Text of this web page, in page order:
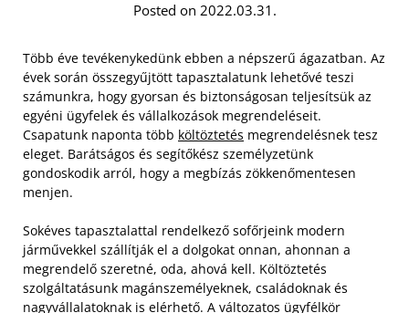
Posted on 2022.03.31.
Több éve tevékenykedünk ebben a népszerű ágazatban. Az
évek során összegyűjtött tapasztalatunk lehetővé teszi
számunkra, hogy gyorsan és biztonságosan teljesítsük az
egyéni ügyfelek és vállalkozások megrendeléseit.
Csapatunk naponta több költöztetés megrendelésnek tesz
eleget. Barátságos és segítőkész személyzetünk
gondoskodik arról, hogy a megbízás zökkenőmentesen
menjen.
Sokéves tapasztalattal rendelkező sofőrjeink modern
járművekkel szállítják el a dolgokat onnan, ahonnan a
megrendelő szeretné, oda, ahová kell. Költöztetés
szolgáltatásunk magánszemélyeknek, családoknak és
nagyvállalatoknak is elérhető. A változatos ügyfélkör